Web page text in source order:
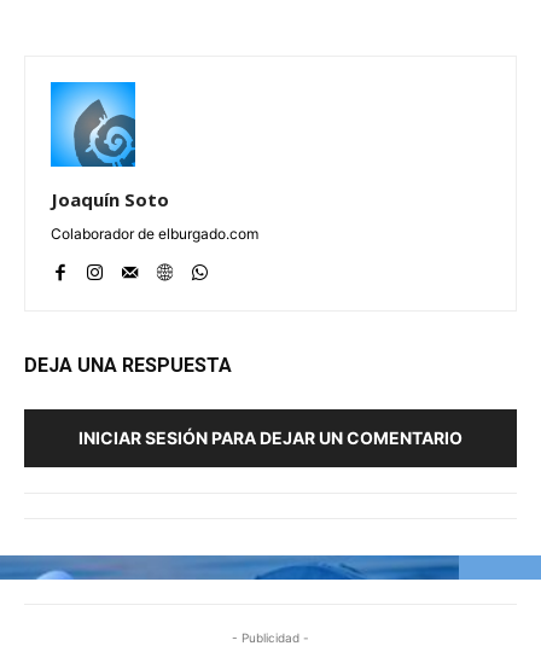
Joaquín Soto
Colaborador de elburgado.com
DEJA UNA RESPUESTA
INICIAR SESIÓN PARA DEJAR UN COMENTARIO
- Publicidad -